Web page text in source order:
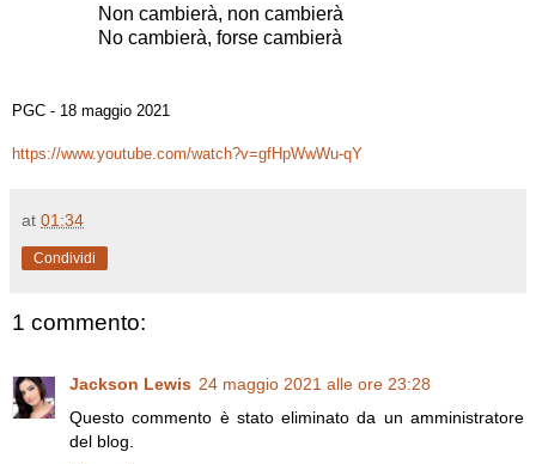
Non cambierà, non cambierà
No cambierà, forse cambierà
PGC - 18 maggio 2021
https://www.youtube.com/watch?v=gfHpWwWu-qY
at 01:34
Condividi
1 commento:
Jackson Lewis 24 maggio 2021 alle ore 23:28
Questo commento è stato eliminato da un amministratore
del blog.